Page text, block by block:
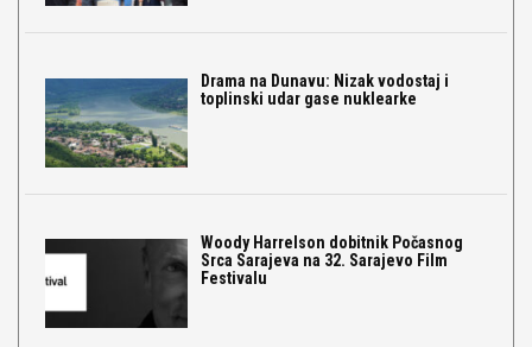
Drama na Dunavu: Nizak vodostaj i
toplinski udar gase nuklearke
Woody Harrelson dobitnik Počasnog
Srca Sarajeva na 32. Sarajevo Film
Festivalu